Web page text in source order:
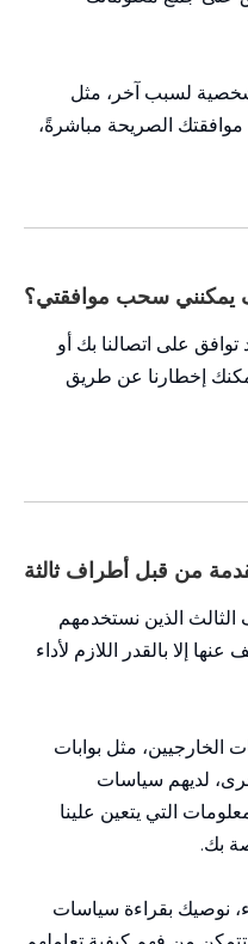
لسبب آخر، مثل
الصريحة مباشرةً،
يمكنني سحب موافقتي؟
على اتصالنا بك أو
إخطارنا عن طريق
من قبل أطراف ثالثة
الذين نستخدمهم
إلا بالقدر اللازم لأداء
مثل بوابات
لديهم سياسات
التي يتعين علينا
بك.
نوصيك بقراءة سياسات